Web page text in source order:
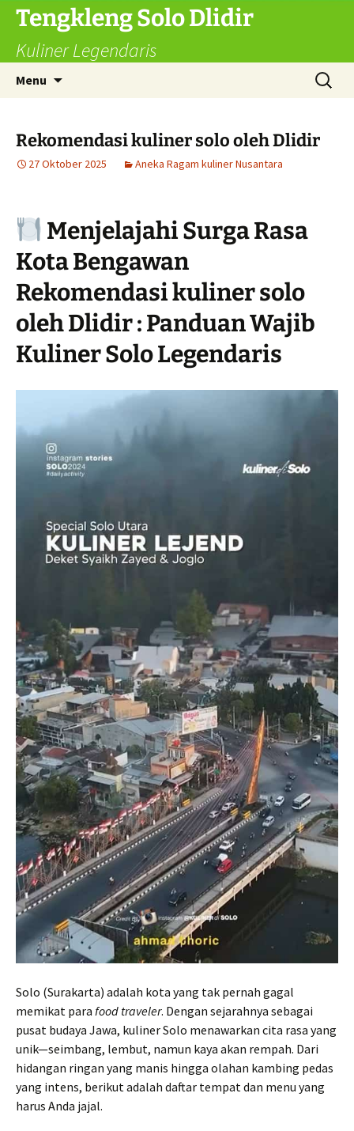
Langsung
Tengkleng Solo Dlidir
Kuliner Legendaris
Menu
Cari
untuk:
Rekomendasi kuliner solo oleh Dlidir
27 Oktober 2025 Aneka Ragam kuliner Nusantara
Menjelajahi Surga Rasa
Kota Bengawan
Rekomendasi kuliner solo
oleh Dlidir : Panduan Wajib
Kuliner Solo Legendaris
Solo (Surakarta) adalah kota yang tak pernah gagal
memikat para food traveler. Dengan sejarahnya sebagai
pusat budaya Jawa, kuliner Solo menawarkan cita rasa yang
unik—seimbang, lembut, namun kaya akan rempah. Dari
hidangan ringan yang manis hingga olahan kambing pedas
yang intens, berikut adalah daftar tempat dan menu yang
harus Anda jajal.